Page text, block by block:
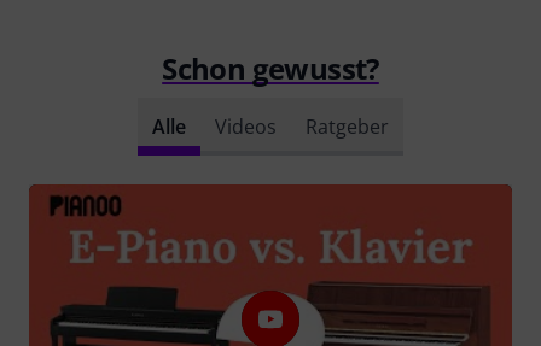
Schon gewusst?
Alle Videos Ratgeber